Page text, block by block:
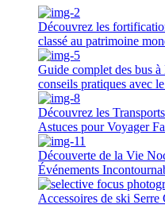
Découvrez les
classé au patrimoine
Guide complet des bus
conseils pratiques avec
Découvrez les
Astuces pour Voyager
Découverte de la Vie
Événements
Accessoires de ski